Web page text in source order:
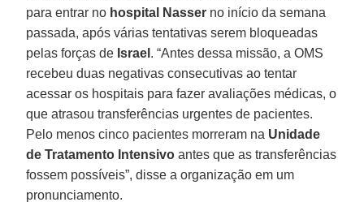
para entrar no hospital Nasser no início da semana
passada, após várias tentativas serem bloqueadas
pelas forças de Israel . “Antes dessa missão, a OMS
recebeu duas negativas consecutivas ao tentar
acessar os hospitais para fazer avaliações médicas, o
que atrasou transferências urgentes de pacientes.
Pelo menos cinco pacientes morreram na Unidade
de Tratamento Intensivo antes que as transferências
fossem possíveis”, disse a organização em um
pronunciamento.